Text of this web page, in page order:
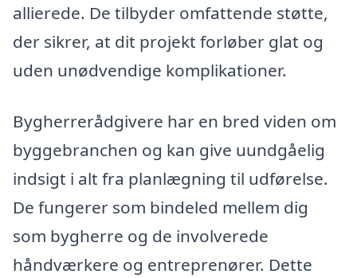
allierede. De tilbyder omfattende støtte,
der sikrer, at dit projekt forløber glat og
uden unødvendige komplikationer.
Bygherrerådgivere har en bred viden om
byggebranchen og kan give uundgåelig
indsigt i alt fra planlægning til udførelse.
De fungerer som bindeled mellem dig
som bygherre og de involverede
håndværkere og entreprenører. Dette